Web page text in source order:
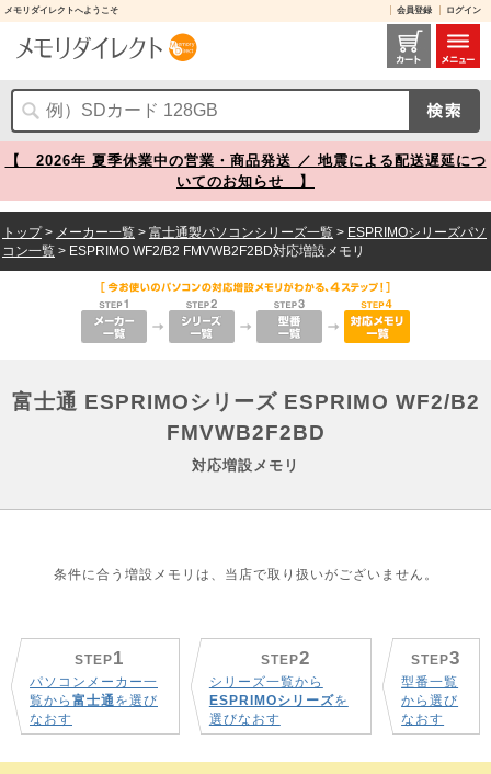
メモリダイレクトへようこそ 会員登録 ログイン
富士通 ESPRIMOシリーズ ESPRIMO WF2/B2 FMVWB2F2BD 対応増設メモリ メモリダイレクト
【 2026年 夏季休業中の営業・商品発送 ／ 地震による配送遅延につ
いてのお知らせ 】
トップ> メーカー一覧 > 富士通製パソコンシリーズ一覧 > ESPRIMOシリーズパソ
コン一覧 > ESPRIMO WF2/B2 FMVWB2F2BD対応増設メモリ
富士通 ESPRIMOシリーズ ESPRIMO WF2/B2
FMVWB2F2BD
対応増設メモリ
条件に合う増設メモリは、当店で取り扱いがございません。
STEP1
パソコンメーカー一
覧から 富士通 を選び
なおす
STEP2
シリーズ一覧から
ESPRIMOシリーズを
選びなおす
STEP3
型番一覧
から選び
なおす